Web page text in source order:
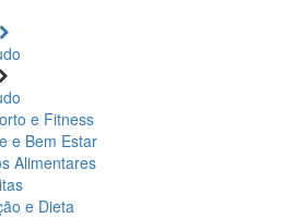
e Fitness
e Bem Estar
Alimentares
e Dieta